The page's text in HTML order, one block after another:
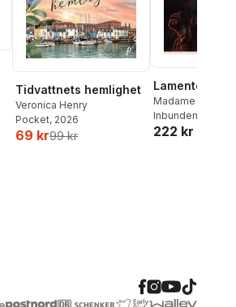
Tidvattnets hemlighet
Veronica Henry
Pocket, 2026
69 kr99 kr
Lamento
Madame Nielsen
Inbunden
222 kr